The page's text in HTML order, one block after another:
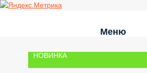
Меню
НОВИНКА